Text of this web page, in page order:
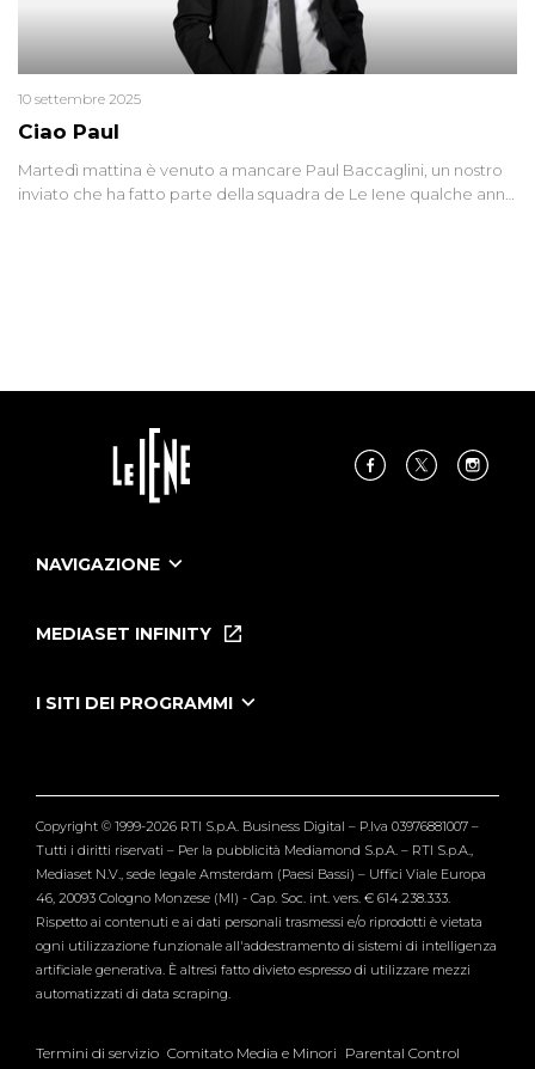
Ciao Paul
10 settembre 2025
Martedì mattina è venuto a mancare Paul Baccaglini, un nostro
inviato che ha fatto parte della squadra de Le Iene qualche anno
NAVIGAZIONE
Le Iene Presentano Inside
Tutti i servizi
MEDIASET INFINITY
I SITI DEI PROGRAMMI
Verissimo
Copyright © 1999-2026 RTI S.p.A. Business Digital – P.Iva 03976881007 –
Tutti i diritti riservati – Per la pubblicità Mediamond S.p.A. – RTI S.p.A.,
Mediaset N.V., sede legale Amsterdam (Paesi Bassi) – Uffici Viale Europa
46, 20093 Cologno Monzese (MI) - Cap. Soc. int. vers. € 614.238.333.
Rispetto ai contenuti e ai dati personali trasmessi e/o riprodotti è vietata
ogni utilizzazione funzionale all'addestramento di sistemi di intelligenza
artificiale generativa. È altresì fatto divieto espresso di utilizzare mezzi
automatizzati di data scraping.
Termini di servizio Comitato Media e Minori Parental Control